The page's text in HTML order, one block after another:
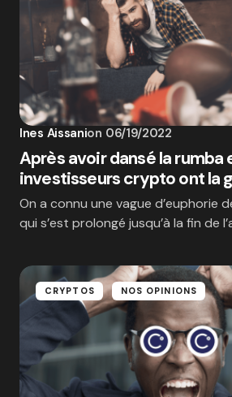
Ines Aissanion 06/19/2022
Après avoir dansé la rumba
investisseurs crypto ont la
On a connu une vague d’euphorie
qui s’est prolongé jusqu’à la fin de
CRYPTOS NOS OPINIONS